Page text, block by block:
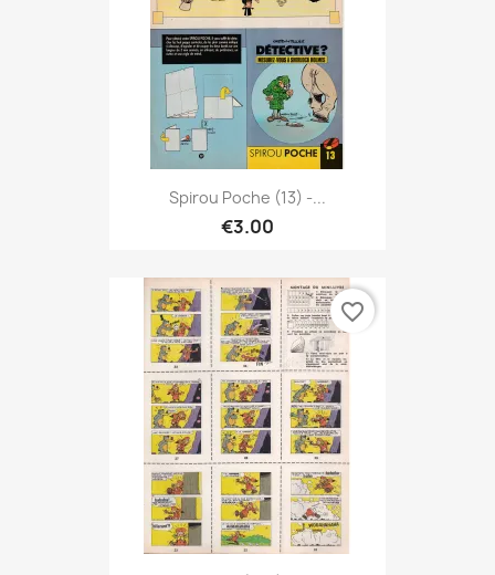
Spirou Poche (13) -...
€3.00
favorite_border